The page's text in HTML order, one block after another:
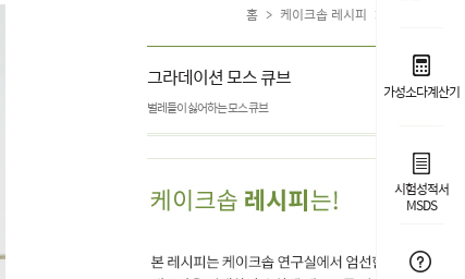
가성소다계산기
시험성적서
MSDS
홈 > 케이크솝 레시피 >
그라데이션 모스 큐브
벌레들이 싫어하는 모스 큐브